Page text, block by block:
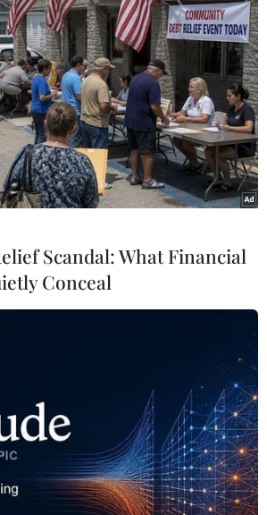
Nga."
tiếp tục hợp tác và duy trì
Nghị cho rằng thỏa thuận hạt
là Kế hoạch Hành động chung toàn
hợp với "lợi ích chung" của cộng
Scandal: What Financial
Conceal